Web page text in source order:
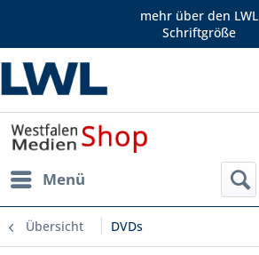
mehr über den LWL
Schriftgröße
Menü
Übersicht DVDs